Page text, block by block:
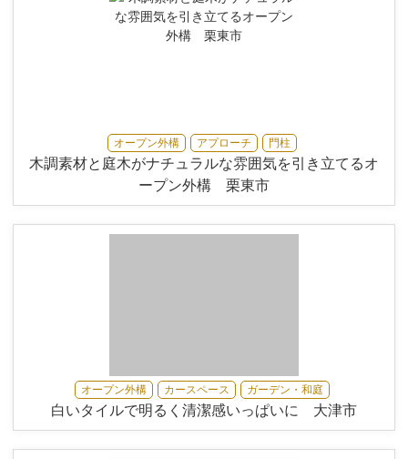
オープン外構 アプローチ 門柱
木調素材と庭木がナチュラルな雰囲気を引き立てるオ
ープン外構 栗東市
オープン外構 カースペース ガーデン・和庭
白いタイルで明るく清潔感いっぱいに 大津市